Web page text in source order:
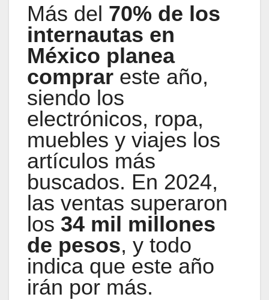
Más del 70% de los
internautas en
México planea
comprar este año,
siendo los
electrónicos, ropa,
muebles y viajes los
artículos más
buscados. En 2024,
las ventas superaron
los 34 mil millones
de pesos, y todo
indica que este año
irán por más.